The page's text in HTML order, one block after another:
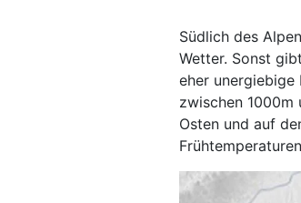
Südlich des
Wetter. Sonst
eher unergiebige
zwischen 1000m
Osten und auf